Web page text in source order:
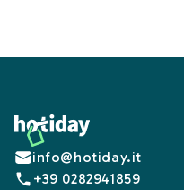
Footer
info@hotiday.it
+39 0282941859